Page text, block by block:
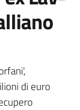
di euro